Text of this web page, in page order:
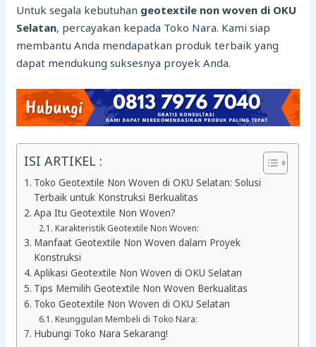
Untuk segala kebutuhan geotextile non woven di OKU
Selatan, percayakan kepada Toko Nara. Kami siap
membantu Anda mendapatkan produk terbaik yang
dapat mendukung suksesnya proyek Anda.
ISI ARTIKEL :
Toko Geotextile Non Woven di OKU Selatan: Solusi
Terbaik untuk Konstruksi Berkualitas
Apa Itu Geotextile Non Woven?
Karakteristik Geotextile Non Woven:
Manfaat Geotextile Non Woven dalam Proyek
Konstruksi
Aplikasi Geotextile Non Woven di OKU Selatan
Tips Memilih Geotextile Non Woven Berkualitas
Toko Geotextile Non Woven di OKU Selatan
Keunggulan Membeli di Toko Nara:
Hubungi Toko Nara Sekarang!